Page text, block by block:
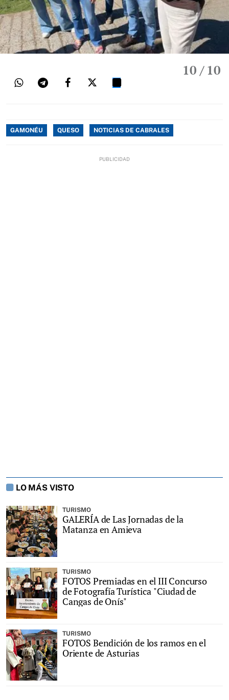
10 / 10
GAMONÉU QUESO NOTICIAS DE CABRALES
LO MÁS VISTO
TURISMO
GALERÍA de Las Jornadas de la
Matanza en Amieva
TURISMO
FOTOS Premiadas en el III Concurso
de Fotografía Turística "Ciudad de
Cangas de Onís"
TURISMO
FOTOS Bendición de los ramos en el
Oriente de Asturias